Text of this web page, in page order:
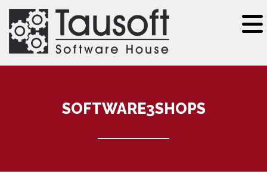
Salta al contenuto principale
SOFTWARE3SHOPS